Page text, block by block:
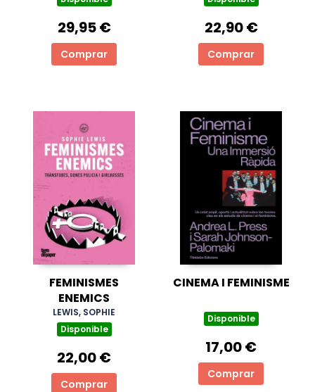
29,95 €
Comprar
22,90 €
Comprar
FEMINISMES
ENEMICS
LEWIS, SOPHIE
Disponible
22,00 €
Comprar
CINEMA I FEMINISME
Disponible
17,00 €
Comprar